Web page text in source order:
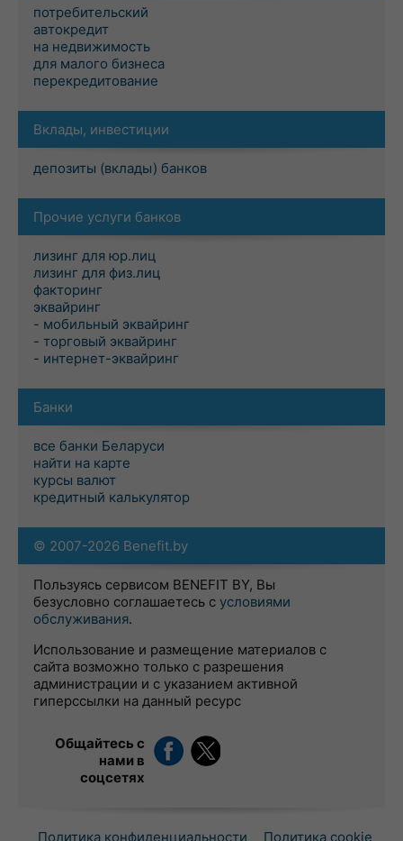
потребительский
автокредит
на недвижимость
для малого бизнеса
перекредитование
Вклады, инвестиции
депозиты (вклады) банков
Прочие услуги банков
лизинг для юр.лиц
лизинг для физ.лиц
факторинг
эквайринг
- мобильный эквайринг
- торговый эквайринг
- интернет-эквайринг
Банки
все банки Беларуси
найти на карте
курсы валют
кредитный калькулятор
© 2007-2026 Benefit.by
Пользуясь сервисом BENEFIT BY, Вы
безусловно соглашаетесь с условиями
обслуживания.
Использование и размещение материалов с
сайта возможно только с разрешения
администрации и с указанием активной
гиперссылки на данный ресурс
Общайтесь с
нами в
соцсетях
Политика конфиденциальности Политика cookie